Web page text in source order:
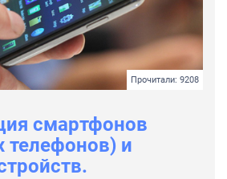
Прочитали: 9208
смартфонов
и